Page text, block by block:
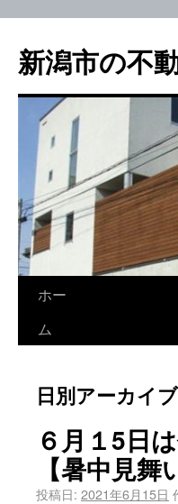
新潟市の不
ホー
ム
日別アーカイ
６月１5日
【暑中見舞
投稿日: 2021年6月15日